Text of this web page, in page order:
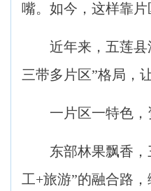
嘴。如今，这样靠
近年来，五莲
三带多片区”格局，
一片区一特色
东部林果飘香
工+旅游”的融合路